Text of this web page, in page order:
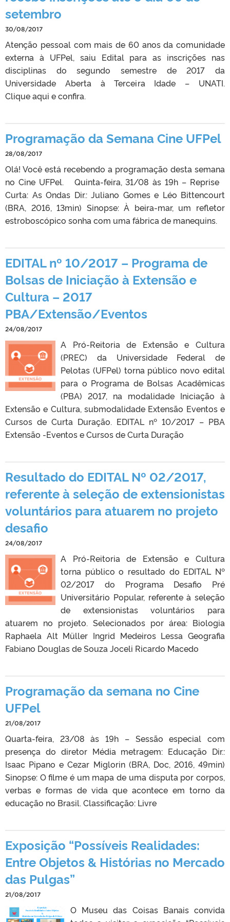
setembro
30/08/2017
Atenção pessoal com mais de 60 anos da comunidade
externa à UFPel, saiu Edital para as inscrições nas
disciplinas do segundo semestre de 2017 da
Universidade Aberta à Terceira Idade – UNATI.
Clique aqui e confira.
Programação da Semana Cine UFPel
28/08/2017
Olá! Você está recebendo a programação desta semana
no Cine UFPel. Quinta-feira, 31/08 às 19h – Reprise
Curta: As Ondas Dir.: Juliano Gomes e Léo Bittencourt
(BRA, 2016, 13min) Sinopse: À beira-mar, um refletor
estroboscópico sonha com uma fábrica de manequins.
EDITAL nº 10/2017 – Programa de
Bolsas de Iniciação à Extensão e
Cultura – 2017
PBA/Extensão/Eventos
24/08/2017
A Pró-Reitoria de Extensão e Cultura
(PREC) da Universidade Federal de
Pelotas (UFPel) torna público novo edital
para o Programa de Bolsas Acadêmicas
(PBA) 2017, na modalidade Iniciação à
Extensão e Cultura, submodalidade Extensão Eventos e
Cursos de Curta Duração. EDITAL nº 10/2017 – PBA
Extensão -Eventos e Cursos de Curta Duração
Resultado do EDITAL Nº 02/2017,
referente à seleção de extensionistas
voluntários para atuarem no projeto
desafio
24/08/2017
A Pró-Reitoria de Extensão e Cultura
torna público o resultado do EDITAL Nº
02/2017 do Programa Desafio Pré
Universitário Popular, referente à seleção
de extensionistas voluntários para
atuarem no projeto. Selecionados por área: Biologia
Raphaela Alt Müller Ingrid Medeiros Lessa Geografia
Fabiano Douglas de Souza Joceli Ricardo Macedo
Programação da semana no Cine
UFPel
21/08/2017
Quarta-feira, 23/08 às 19h – Sessão especial com
presença do diretor Média metragem: Educação Dir.:
Isaac Pipano e Cezar Miglorin (BRA, Doc, 2016, 49min)
Sinopse: O filme é um mapa de uma disputa por corpos,
verbas e formas de vida que acontece em torno da
educação no Brasil. Classificação: Livre
Exposição “Possíveis Realidades:
Entre Objetos & Histórias no Mercado
das Pulgas”
21/08/2017
O Museu das Coisas Banais convida